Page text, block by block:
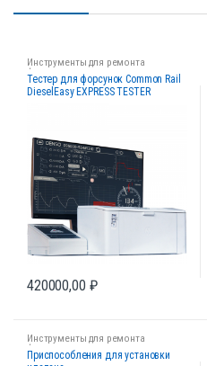
Инструменты для ремонта
форсунок
Тестер для форсунок Common Rail
DieselEasy EXPRESS TESTER
420000,00 ₽
Инструменты для ремонта
форсунок
Приспособления для установки